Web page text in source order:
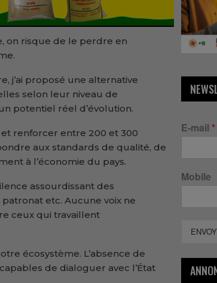
on risque de le perdre en
j’ai proposé une alternative
selon leur niveau de
potentiel réel d’évolution.
renforcer entre 200 et 300
aux standards de qualité, de
à l’économie du pays.
assourdissant des
etc. Aucune voix ne
ceux qui travaillent
écosystème. L’absence de
de dialoguer avec l’État
E-mail *
Mobile